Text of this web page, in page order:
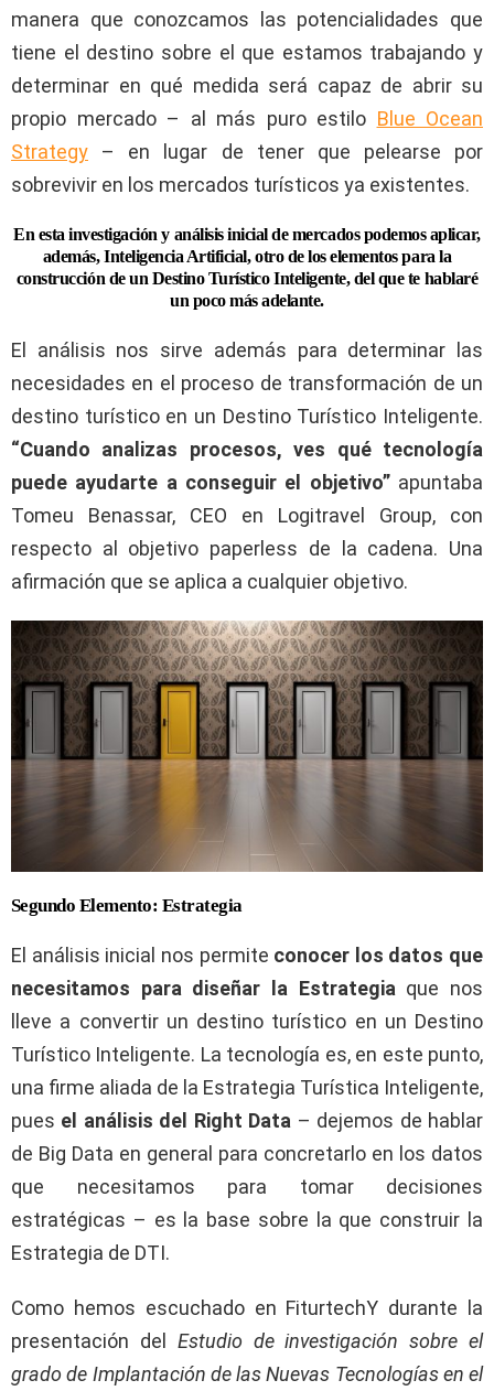
manera que conozcamos las potencialidades que
tiene el destino sobre el que estamos trabajando y
determinar en qué medida será capaz de abrir su
propio mercado – al más puro estilo Blue Ocean
Strategy – en lugar de tener que pelearse por
sobrevivir en los mercados turísticos ya existentes.
En esta investigación y análisis inicial de mercados podemos aplicar,
además, Inteligencia Artificial, otro de los elementos para la
construcción de un Destino Turístico Inteligente, del que te hablaré
un poco más adelante.
El análisis nos sirve además para determinar las
necesidades en el proceso de transformación de un
destino turístico en un Destino Turístico Inteligente.
“Cuando analizas procesos, ves qué tecnología
puede ayudarte a conseguir el objetivo”apuntaba
Tomeu Benassar, CEO en Logitravel Group, con
respecto al objetivo paperless de la cadena. Una
afirmación que se aplica a cualquier objetivo.
Segundo Elemento: Estrategia
El análisis inicial nos permite conocer los datos que
necesitamos para diseñar la Estrategia que nos
lleve a convertir un destino turístico en un Destino
Turístico Inteligente. La tecnología es, en este punto,
una firme aliada de la Estrategia Turística Inteligente,
pues el análisis del Right Data – dejemos de hablar
de Big Data en general para concretarlo en los datos
que necesitamos para tomar decisiones
estratégicas – es la base sobre la que construir la
Estrategia de DTI.
Como hemos escuchado en FiturtechY durante la
presentación del Estudio de investigación sobre el
grado de Implantación de las Nuevas Tecnologías en el